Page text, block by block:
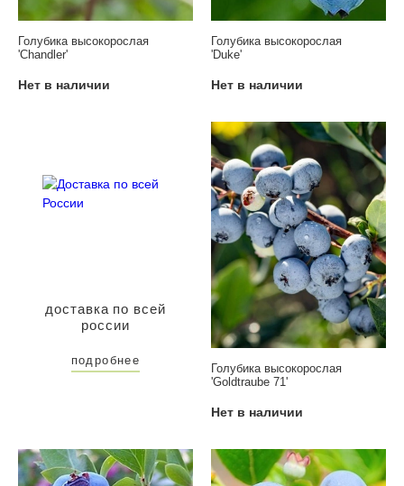
Голубика высокорослая
'Chandler'
Нет в наличии
Голубика высокорослая
'Duke'
Нет в наличии
доставка по всей
россии
подробнее
Голубика высокорослая
'Goldtraube 71'
Нет в наличии